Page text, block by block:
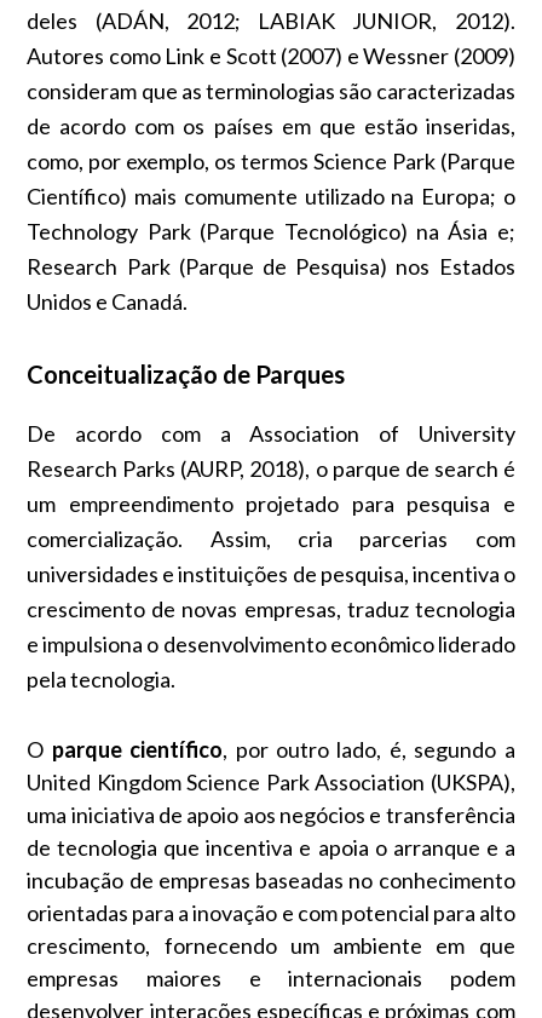
deles (ADÁN, 2012; LABIAK JUNIOR, 2012).
Autores como Link e Scott (2007) e Wessner (2009)
consideram que as terminologias são caracterizadas
de acordo com os países em que estão inseridas,
como, por exemplo, os termos Science Park (Parque
Científico) mais comumente utilizado na Europa; o
Technology Park (Parque Tecnológico) na Ásia e;
Research Park (Parque de Pesquisa) nos Estados
Unidos e Canadá.
Conceitualização de Parques
De acordo com a Association of University
Research Parks (AURP, 2018), oparque de search é
um empreendimento projetado para pesquisa e
comercialização. Assim, cria parcerias com
universidades e instituições de pesquisa, incentiva o
crescimento de novas empresas, traduz tecnologia
e impulsiona o desenvolvimento econômico liderado
pela tecnologia.
O parque científico, por outro lado, é, segundo a
United Kingdom Science Park Association (UKSPA),
uma iniciativa de apoio aos negócios e transferência
de tecnologia que incentiva e apoia o arranque e a
incubação de empresas baseadas no conhecimento
orientadas para a inovação e com potencial para alto
crescimento, fornecendo um ambiente em que
empresas maiores e internacionais podem
desenvolver interações específicas e próximas com